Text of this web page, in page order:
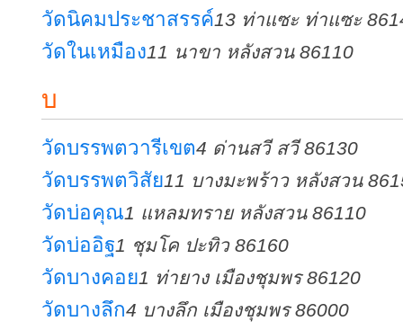
วัดนิคมประชาสรรค์13 ท่าแซะ ท่าแซะ
วัดในเหมือง11 นาขา หลังสวน 86110
บ
วัดบรรพตวารีเขต4 ด่านสวี สวี 86130
วัดบรรพตวิสัย11 บางมะพร้าว หลังสวน
วัดบ่อคุณ1 แหลมทราย หลังสวน 86110
วัดบ่ออิฐ1 ชุมโค ปะทิว 86160
วัดบางคอย1 ท่ายาง เมืองชุมพร 86120
วัดบางลึก4 บางลึก เมืองชุมพร 86000